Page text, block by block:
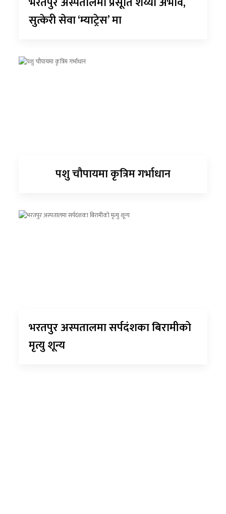
सुत्केरी सेवा ‘म्याट्रेस’ मा
पशु चौपायमा कृत्रिम गर्भाधान
भरतपुर अस्पतालमा सर्पदंशका बिरामीको
मृत्यु शून्य